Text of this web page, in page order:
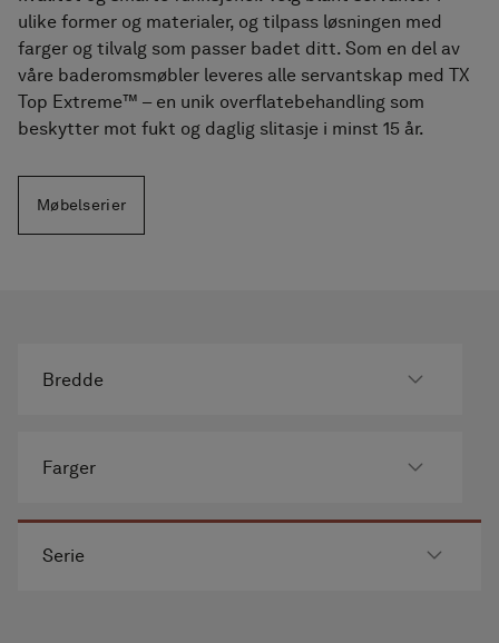
Håndkletørkere
Fliser i granittkeramikk
ulike former og materialer, og tilpass løsningen med
farger og tilvalg som passer badet ditt. Som en del av
våre baderomsmøbler leveres alle servantskap med TX
Top Extreme™ – en unik overflatebehandling som
beskytter mot fukt og daglig slitasje i minst 15 år.
Møbelserier
Bredde
Farger
Serie